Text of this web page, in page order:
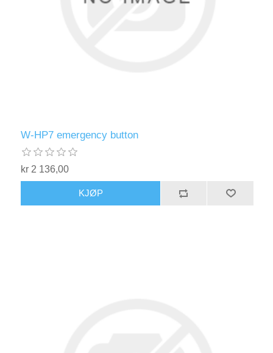
W-HP7 emergency button
kr 2 136,00
KJØP